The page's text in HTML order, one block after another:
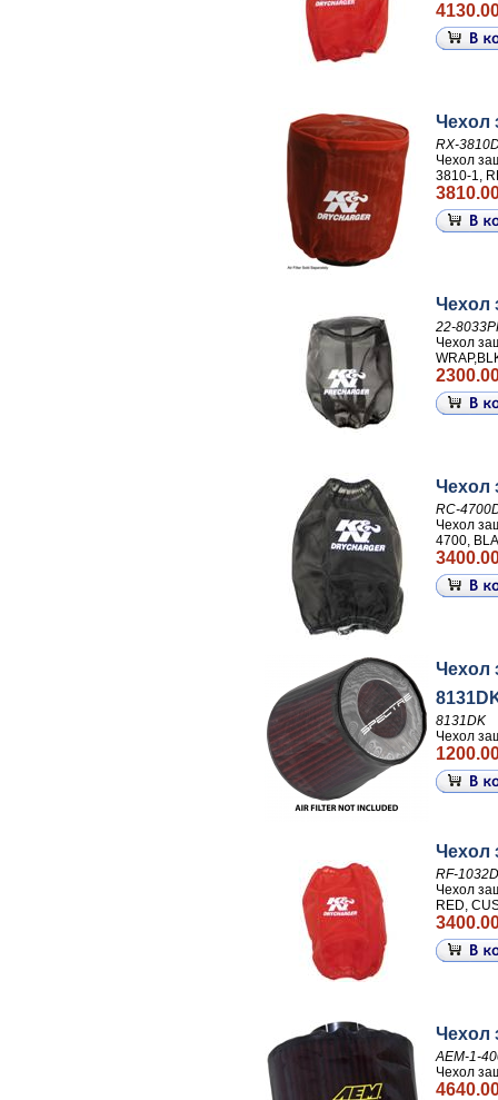
Чехол
RX-
Чехол
3810-1,
Чехол
22-
Чехол
Чехол
RC-
Чехол
4700,
Чехол
8131DK
Чехол
Чехол
RF-
Чехол
RED,
Чехол
AEM-1-
Чехол